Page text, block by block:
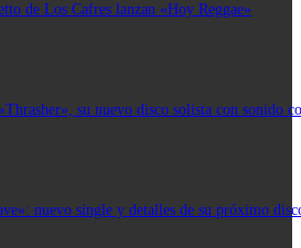
de Los Cafres lanzan «Hoy Reggae»
su nuevo disco solista con sonido
nuevo single y detalles de su próximo